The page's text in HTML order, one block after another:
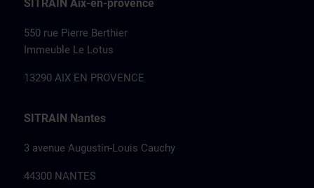
SITRAIN Aix-en-provence
550 rue Pierre Berthier
Immeuble Le Lotus
13290 AIX EN PROVENCE
SITRAIN Nantes
3 avenue Augustin-Louis Cauchy
44300 NANTES